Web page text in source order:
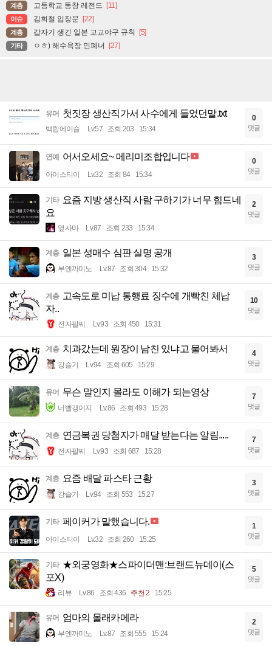
계층 고등학교 동창 레전드 [11]
이슈 김희철 입장문 [22]
계층 갑자기 생긴 일본 고교야구 규칙 [5]
기타 ㅇㅎ) 해수욕장 민폐녀 [27]
유머 첫짓장 생산직가서 사수에게 들었던말.txt
백합에이슬 Lv.57 조회 203 15:34
0
댓글
연예 어서오세요~ 메리미조합입니다
아이스티이 Lv.32 조회 84 15:34
0
댓글
기타 요즘 지방 생산직 사람 구하기가 너무 힘드네
요
옆사마 Lv.87 조회 233 15:34
2
댓글
계층 일본 성매수 심판 실명 공개
부엔까미노 Lv.87 조회 304 15:32
3
댓글
계층 고속도로 미납 통행료 징수에 개빡친 체납
자..
전자팔찌 Lv.93 조회 450 15:31
10
댓글
계층 치과갔는데 원장이 남친 있냐고 물어봐서
강슬기 Lv.94 조회 605 15:29
4
댓글
유머 무슨 말인지 몰라도 이해가 되는영상
너빨갱이지 Lv.86 조회 493 15:28
7
댓글
계층 연금복권 당첨자가 매달 받는다는 알림.....
전자팔찌 Lv.93 조회 687 15:28
7
댓글
계층 요즘 배달 파스타 근황
강슬기 Lv.94 조회 553 15:27
3
댓글
기타 페이커가 말했습니다.
아이스티이 Lv.32 조회 260 15:25
1
댓글
기타 ★외궁영화★스파이더맨:브랜드뉴데이(스
포X)
리뷰 Lv.86 조회 436 추천 2 15:25
5
댓글
유머 엄마의 몰래카메라
부엔까미노 Lv.87 조회 555 15:24
2
댓글